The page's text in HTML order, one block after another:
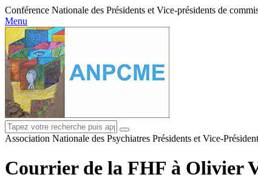
Conférence Nationale des Présidents et Vice-présidents de
Menu
Association Nationale des Psychiatres Présidents et Vice-
Courrier de la FHF à Olivier